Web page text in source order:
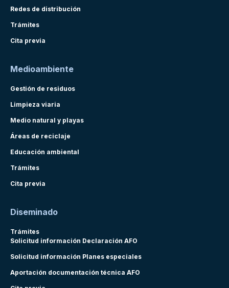
Redes de distribución
Trámites
Cita previa
Medioambiente
Gestión de residuos
Limpieza viaria
Medio natural y playas
Áreas de reciclaje
Educación ambiental
Trámites
Cita previa
Diseminado
Trámites
Solicitud información Declaración AFO
Solicitud información Planes especiales
Aportación documentación técnica AFO